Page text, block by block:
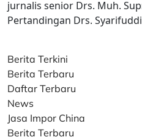
jurnalis senior Drs. Muh.
Pertandingan Drs.
Berita Terkini
Berita Terbaru
Daftar Terbaru
News
Jasa Impor China
Berita Terbaru